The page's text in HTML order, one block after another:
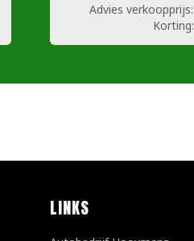
Advies verkoopprijs:
Korting:
LINKS